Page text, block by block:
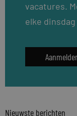
vacatures.
elke
Nieuwste berichten